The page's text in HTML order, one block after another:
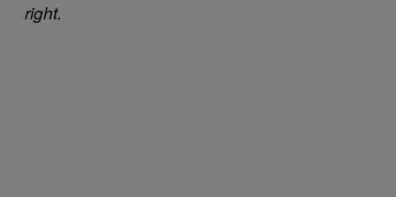
right.